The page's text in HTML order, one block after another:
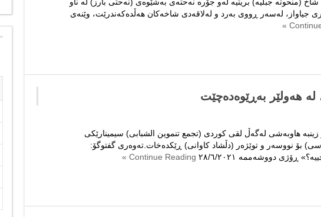
جیاواز، له‌سه‌ر ڕووی به‌رد و له‌لاقه‌دی شاخه‌كان هه‌ڵده‌كه‌ندرێت، وێنه‌ی
هەولێر بەڕێوەدەچێت
ھاوبەشی لەگەڵ لقی کوردی (تجمع تنموین الشبابی) سیمینارێکی
بۆ نووسەر و توێژەر (دڵشاد کاوانی) ڕێکدەخات.تەوەری گفتوگۆ:
ڕۆژی دووشەممە ٢٨/٦/٢٠٢١